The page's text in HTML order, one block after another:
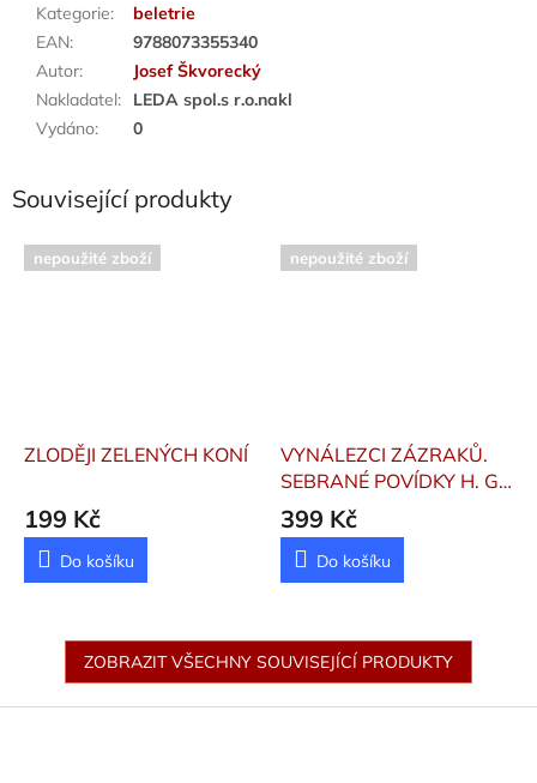
Kategorie:
beletrie
EAN:
9788073355340
Autor:
Josef Škvorecký
Nakladatel:
LEDA spol.s r.o.nakl
Vydáno: 0
Související produkty
nepoužité zboží
ZLODĚJI ZELENÝCH KONÍ
199 Kč
Do košíku
nepoužité zboží
VYNÁLEZCI ZÁZRAKŮ.
SEBRANÉ POVÍDKY H. G.
WELLSE. SVAZEK I
Herbert George
399 Kč
Do košíku
ZOBRAZIT VŠECHNY SOUVISEJÍCÍ PRODUKTY